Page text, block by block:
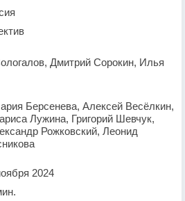
Дмитрий Сорокин, Илья
Берсенева, Алексей Весёлкин,
Лужина, Григорий Шевчук,
Рожковский, Леонид
2024